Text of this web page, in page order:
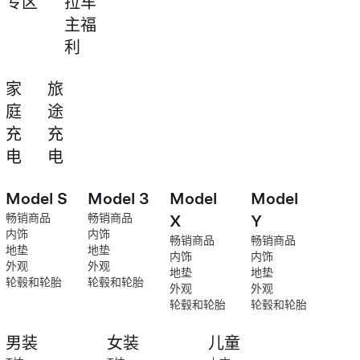
主福
利
家
庭
充
电
旅
途
充
电
Model S
畅销商品
内饰
地垫
外观
轮毂和轮胎
Model 3
畅销商品
内饰
地垫
外观
轮毂和轮胎
Model
X
畅销商品
内饰
地垫
外观
轮毂和轮胎
Model
Y
畅销商品
内饰
地垫
外观
轮毂和轮胎
男装 女装 儿童